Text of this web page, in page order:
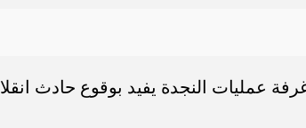
عمليات النجدة يفيد بوقوع حادث